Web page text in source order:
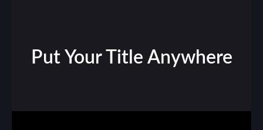
Put Your Title Anywhere